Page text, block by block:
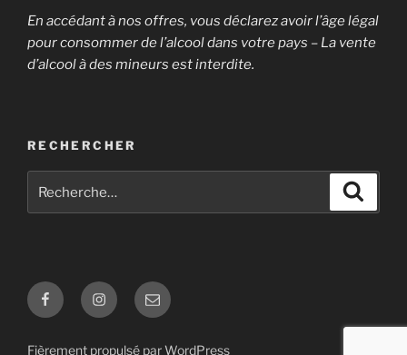
En accédant à nos offres, vous déclarez avoir l’âge légal
pour consommer de l’alcool dans votre pays – La vente
d’alcool à des mineurs est interdite.
RECHERCHER
FacebookInstagram
E-
mail
Fièrement propulsé par WordPress